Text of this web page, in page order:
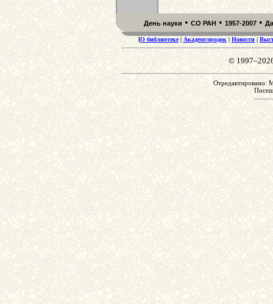
День науки • СО РАН • 1957-2007 •
[О библиотеке| Академгородок| Новости |
©
Отредактировано: